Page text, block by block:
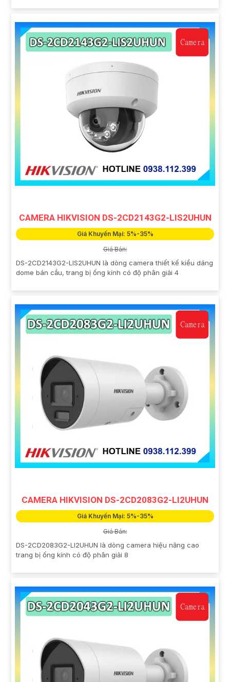
CAMERA HIKVISION DS-2CD2143G2-LIS2UHUN
Giá Khuyến Mại: 5%-35%
Giá Bán:
DS-2CD2143G2-LIS2UHUN là dòng camera thiết kế kiểu dáng
dome bán cầu, trang bị ống kính có độ phân giải 4
CAMERA HIKVISION DS-2CD2083G2-LI2UHUN
Giá Khuyến Mại: 5%-35%
Giá Bán:
DS-2CD2083G2-LI2UHUN là dòng camera hiệu năng cao
trang bị ống kính có độ phân giải 8